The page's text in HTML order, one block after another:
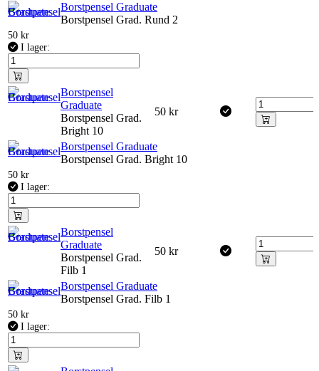
Borstpensel Graduate
Borstpensel Grad. Rund 2
50 kr
I lager:
Borstpensel
Graduate
Borstpensel Grad.
Bright 10
50 kr
Borstpensel Graduate
Borstpensel Grad. Bright 10
50 kr
I lager:
Borstpensel
Graduate
Borstpensel Grad.
Filb 1
50 kr
Borstpensel Graduate
Borstpensel Grad. Filb 1
50 kr
I lager: